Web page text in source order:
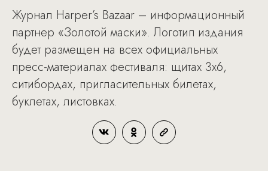
Журнал Harper’s Bazaar – информационный
партнер «Золотой маски». Логотип издания
будет размещен на всех официальных
пресс-материалах фестиваля: щитах 3х6,
ситибордах, пригласительных билетах,
буклетах, листовках.